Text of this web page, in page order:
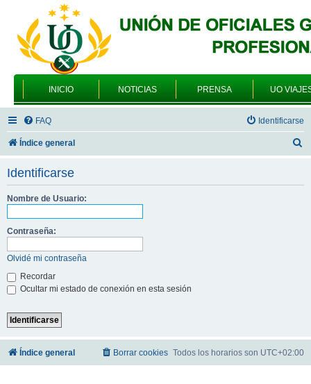
INICIO NOTICIAS PRENSA UO
FAQ Identificarse
Índice general
Identificarse
Nombre de Usuario:
Contraseña:
Olvidé mi contraseña
Recordar
Ocultar mi estado de conexión en esta sesión
Índice general Todos los horarios son UTC+02:00
Borrar cookies